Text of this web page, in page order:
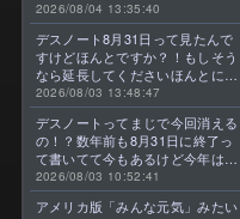
2026/08/04 13:35:40
デスノート8月31日って見たんで
すけどほんとですか？！もしそう
なら延長してくださいほんとに大
好きなんです😭
2026/08/03 13:48:47
デスノートってまじで今回消える
の！？数年前も8月31日に終了っ
て書いてて今もあるけど今年はま
じのやつ！？よくわからん！！で
きればなくならないでほしい！平
成アニメを振り返らせてくれっ
2026/08/03 10:52:41
アメリカ版「みんな元気」みたい